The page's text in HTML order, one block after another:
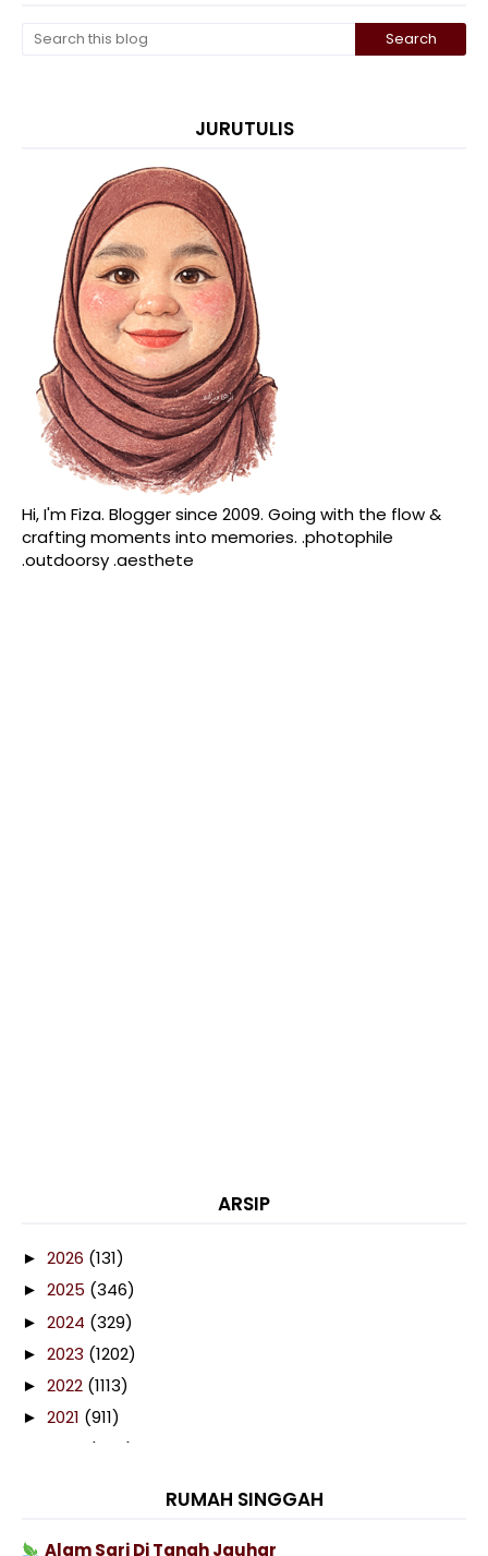
JURUTULIS
Hi, I'm Fiza. Blogger since 2009. Going with the flow &
crafting moments into memories. .photophile
.outdoorsy .aesthete
ARSIP
► 2026 (131)
► 2025 (346)
► 2024 (329)
► 2023 (1202)
► 2022 (1113)
► 2021 (911)
(460)
► 2017(359)
RUMAH SINGGAH
Alam Sari Di Tanah Jauhar